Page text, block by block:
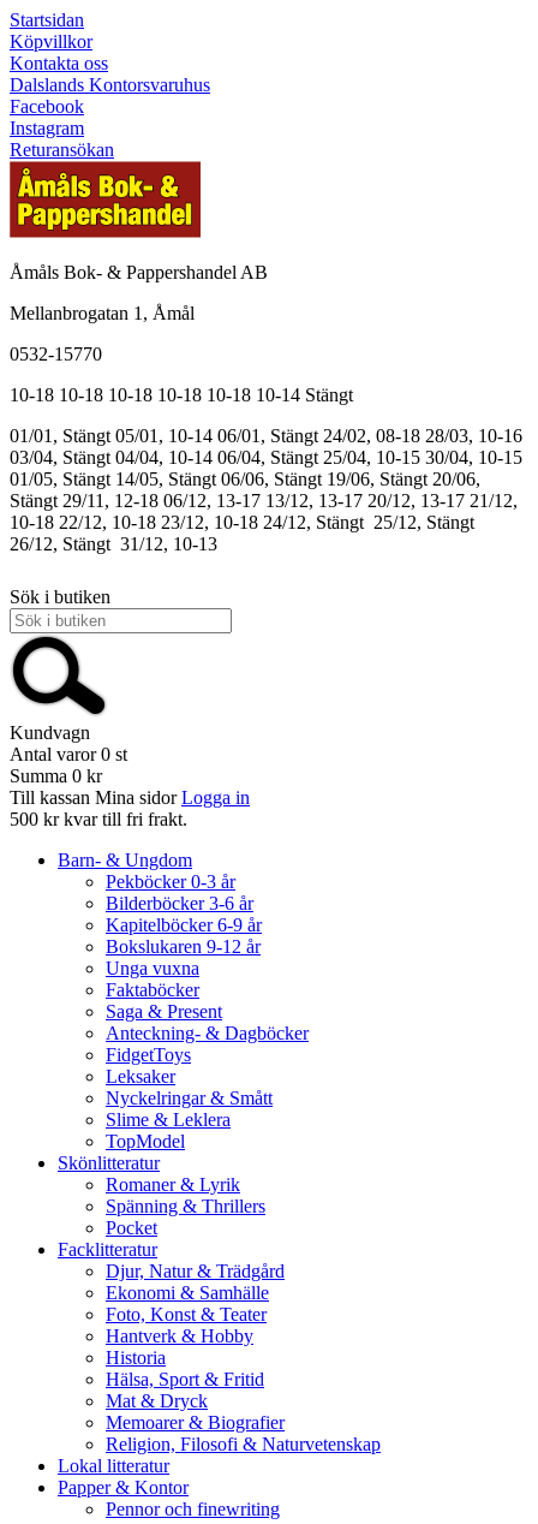
Startsidan
Köpvillkor
Kontakta oss
Dalslands Kontorsvaruhus
Facebook
Instagram
Returansökan
Åmåls Bok- & Pappershandel AB
Mellanbrogatan 1, Åmål
0532-15770
10-18 10-18 10-18 10-18 10-18 10-14 Stängt
01/01, Stängt 05/01, 10-14 06/01, Stängt 24/02, 08-18 28/03, 10-16
03/04, Stängt 04/04, 10-14 06/04, Stängt 25/04, 10-15 30/04, 10-15
01/05, Stängt 14/05, Stängt 06/06, Stängt 19/06, Stängt 20/06,
Stängt 29/11, 12-18 06/12, 13-17 13/12, 13-17 20/12, 13-17 21/12,
10-18 22/12, 10-18 23/12, 10-18 24/12, Stängt 25/12, Stängt
26/12, Stängt 31/12, 10-13
Sök i butiken
Kundvagn
Antal varor 0 st
Summa 0 kr
Till kassan Mina sidor Logga in
500 kr kvar till fri frakt.
Barn- & Ungdom
Pekböcker 0-3 år
Bilderböcker 3-6 år
Kapitelböcker 6-9 år
Bokslukaren 9-12 år
Unga vuxna
Faktaböcker
Saga & Present
Anteckning- & Dagböcker
FidgetToys
Leksaker
Nyckelringar & Smått
Slime & Leklera
TopModel
Skönlitteratur
Romaner & Lyrik
Spänning & Thrillers
Pocket
Facklitteratur
Djur, Natur & Trädgård
Ekonomi & Samhälle
Foto, Konst & Teater
Hantverk & Hobby
Historia
Hälsa, Sport & Fritid
Mat & Dryck
Memoarer & Biografier
Religion, Filosofi & Naturvetenskap
Lokal litteratur
Papper & Kontor
Pennor och finewriting